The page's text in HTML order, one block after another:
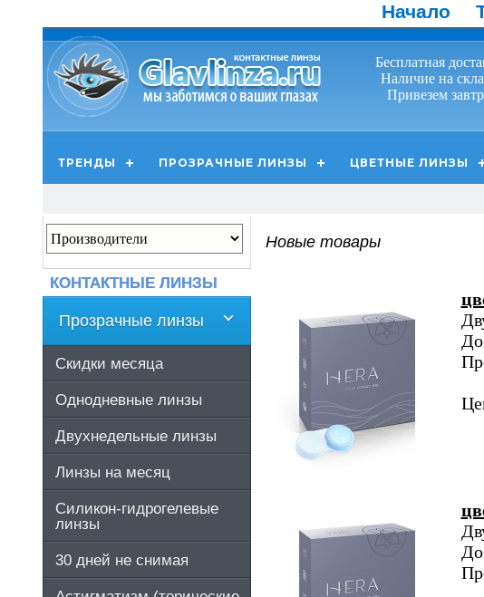
Начало
Бесплатная
Наличие на
Привезем
ТРЕНДЫ ПРОЗРАЧНЫЕ ЛИНЗЫ ЦВЕТНЫЕ ЛИНЗЫ
Новые товары
КОНТАКТНЫЕ ЛИНЗЫ
Прозрачные линзы
Скидки месяца
Однодневные линзы
Двухнедельные линзы
Линзы на месяц
Силикон-гидрогелевые
линзы
30 дней не снимая